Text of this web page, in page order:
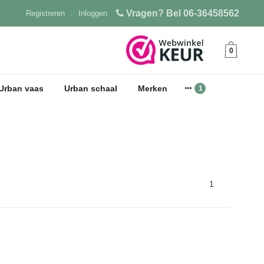
Vragen? Bel 06-36458562
Inloggen
Registreren
0
vaas Urban schaal Merken
1